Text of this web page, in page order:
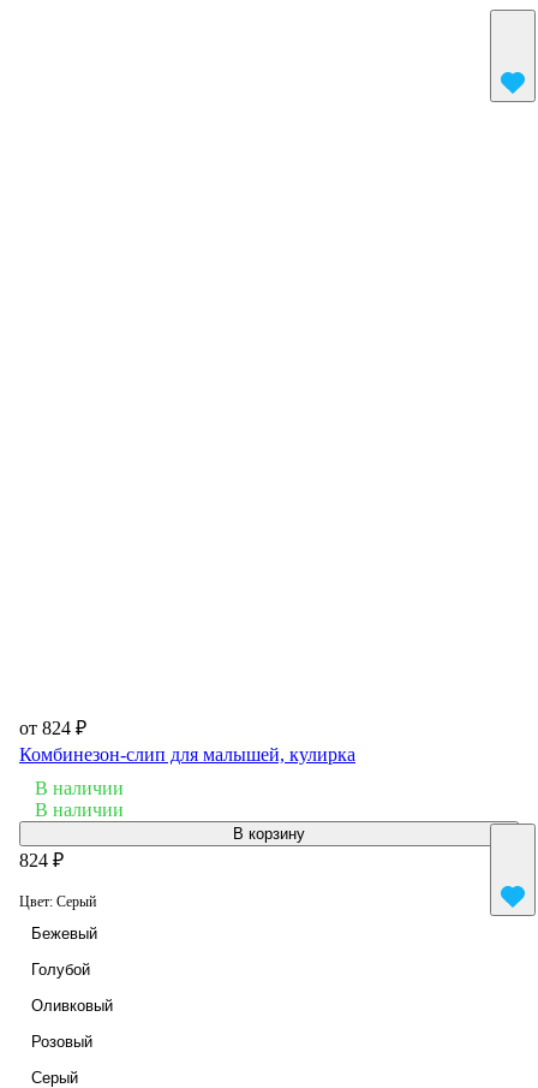
от 824 ₽
Комбинезон-слип для малышей, кулирка
В наличии
В наличии
В корзину
824 ₽
Цвет: Серый
Бежевый
Голубой
Оливковый
Розовый
Серый